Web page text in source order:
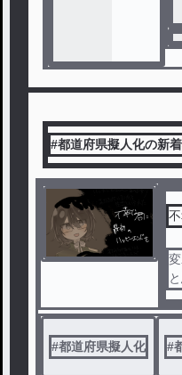
#都道府県擬人化の新
#都道府県擬人化 #